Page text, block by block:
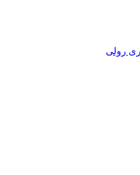
رولی